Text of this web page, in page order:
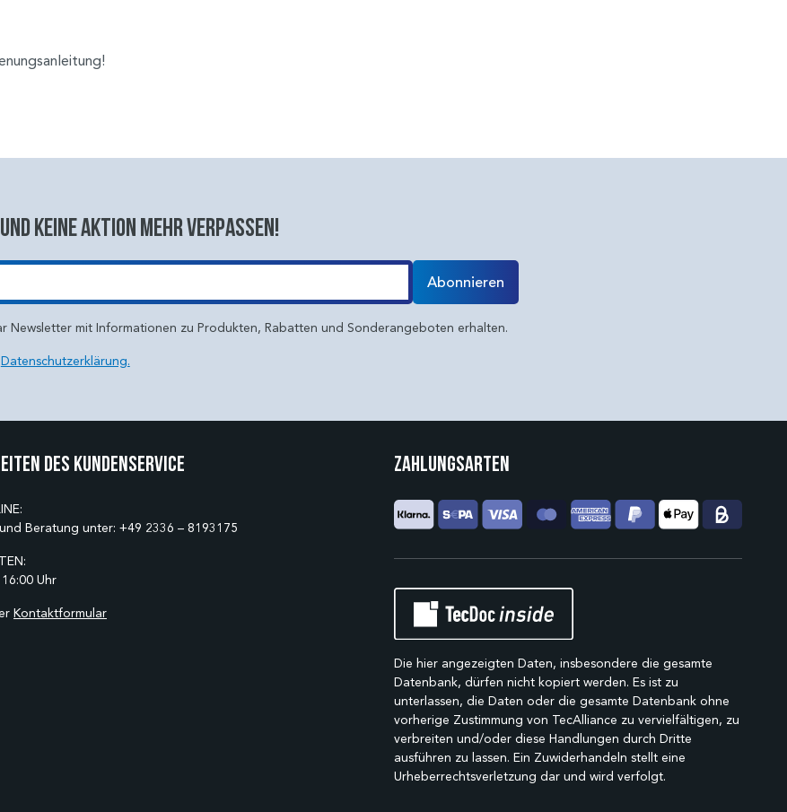
keine aktion mehr verpassen!
Abonnieren
Newsletter mit Informationen zu Produkten, Rabatten und Sonderangeboten erhalten.
Datenschutzerklärung.
des Kundenservice
Beratung unter: +49 2336 – 8193175
Uhr
Kontaktformular
Zahlungsarten
Die hier angezeigten Daten, insbesondere die gesamte
Datenbank, dürfen nicht kopiert werden. Es ist zu
unterlassen, die Daten oder die gesamte Datenbank ohne
vorherige Zustimmung von TecAlliance zu vervielfältigen, zu
verbreiten und/oder diese Handlungen durch Dritte
ausführen zu lassen. Ein Zuwiderhandeln stellt eine
Urheberrechtsverletzung dar und wird verfolgt.